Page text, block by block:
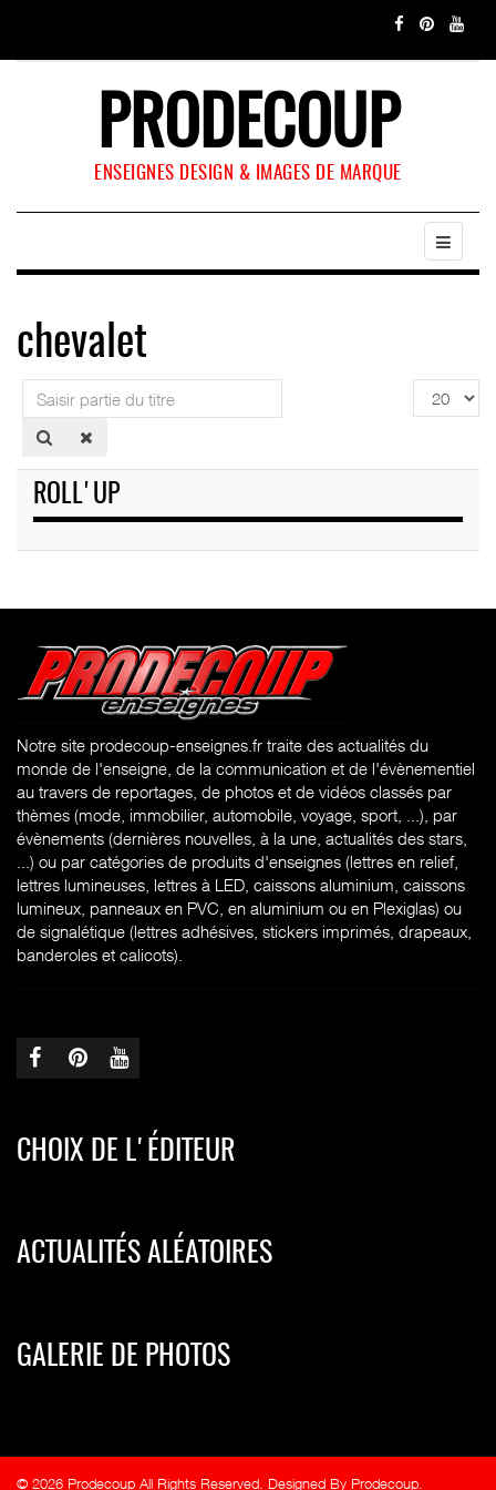
PRODECOUP
ENSEIGNES DESIGN & IMAGES DE MARQUE
chevalet
Saisir
partie
du
Affichage
#
ROLL'UP
Notre site prodecoup-enseignes.fr traite des actualités du
monde de l'enseigne, de la communication et de l'évènementiel
au travers de reportages, de photos et de vidéos classés par
thèmes (mode, immobilier, automobile, voyage, sport, ...), par
évènements (dernières nouvelles, à la une, actualités des stars,
...) ou par catégories de produits d'enseignes (lettres en relief,
lettres lumineuses, lettres à LED, caissons aluminium, caissons
lumineux, panneaux en PVC, en aluminium ou en Plexiglas) ou
de signalétique (lettres adhésives, stickers imprimés, drapeaux,
banderoles et calicots).
CHOIX DE L'ÉDITEUR
ACTUALITÉS ALÉATOIRES
GALERIE DE PHOTOS
© 2026 Prodecoup All Rights Reserved. Designed By Prodecoup.